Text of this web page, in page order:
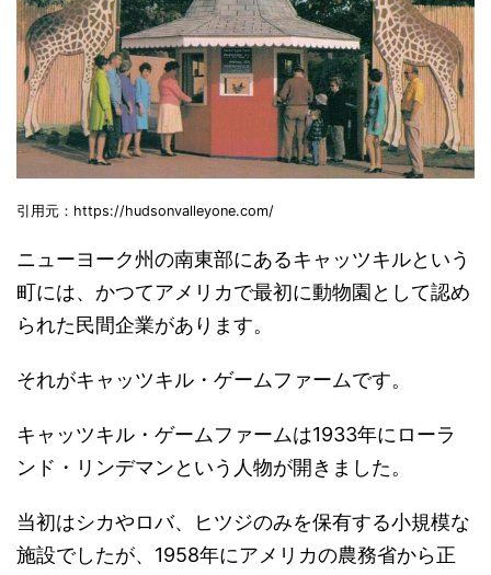
引用元：https://hudsonvalleyone.com/
ニューヨーク州の南東部にあるキャッツキルという
町には、かつてアメリカで最初に動物園として認め
られた民間企業があります。
それがキャッツキル・ゲームファームです。
キャッツキル・ゲームファームは1933年にローラ
ンド・リンデマンという人物が開きました。
当初はシカやロバ、ヒツジのみを保有する小規模な
施設でしたが、1958年にアメリカの農務省から正